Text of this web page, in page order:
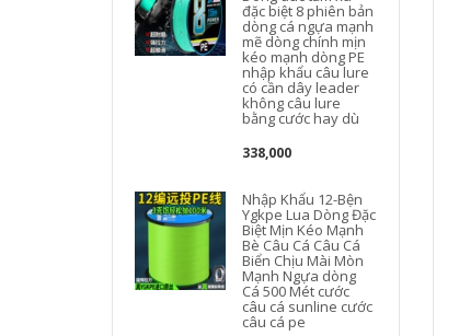
đặc biệt 8 phiên bản
dòng cá ngựa mạnh
mẽ dòng chính mịn
kéo mạnh dòng PE
nhập khẩu câu lure
có cần dây leader
không câu lure
bằng cước hay dù
338,000
Nhập Khẩu 12-Bện
Ygkpe Lua Dòng Đặc
Biệt Mịn Kéo Mạnh
Bè Câu Cá Câu Cá
Biển Chịu Mài Mòn
Mạnh Ngựa dòng
Cá 500 Mét cước
câu cá sunline cước
câu cá pe